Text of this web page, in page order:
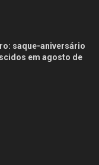
saque-aniversário
em agosto de